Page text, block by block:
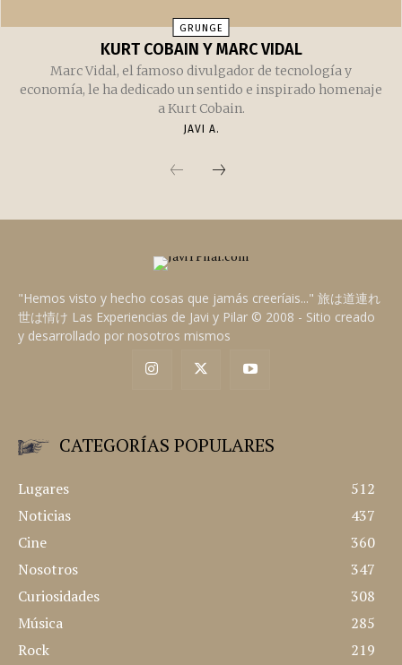
GRUNGE
KURT COBAIN Y MARC VIDAL
Marc Vidal, el famoso divulgador de tecnología y
economía, le ha dedicado un sentido e inspirado homenaje
a Kurt Cobain.
JAVI A.
"Hemos visto y hecho cosas que jamás creeríais..." 旅は道連れ
世は情け Las Experiencias de Javi y Pilar © 2008 - Sitio creado
y desarrollado por nosotros mismos
CATEGORÍAS POPULARES
Lugares
512
Noticias
437
Cine
360
Nosotros
347
Curiosidades
308
Música
285
Rock
219